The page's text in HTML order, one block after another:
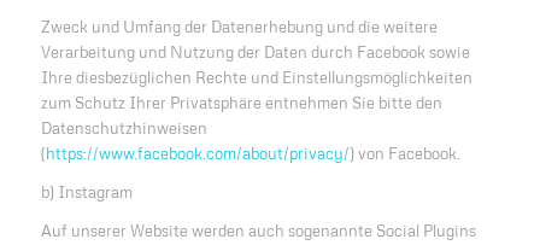
Zweck und Umfang der Datenerhebung und die weitere
Verarbeitung und Nutzung der Daten durch Facebook sowie
Ihre diesbezüglichen Rechte und Einstellungsmöglichkeiten
zum Schutz Ihrer Privatsphäre entnehmen Sie bitte den
Datenschutzhinweisen
(https://www.facebook.com/about/privacy/) von Facebook.
b) Instagram
Auf unserer Website werden auch sogenannte Social Plugins